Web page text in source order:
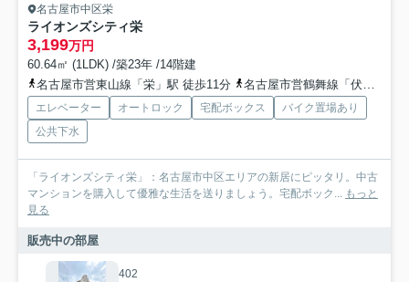
名古屋市中区栄
ライオンズシティ栄
3,199万円
60.64㎡ (1LDK) /築23年 /14階建
名古屋市営東山線「栄」駅 徒歩11分
名古屋市営鶴舞線「伏見」駅 徒歩9分
エレベーター オートロック 宅配ボックス
バイク置場あり
公共下水
「ライオンズシティ栄」：名古屋市中区エリアの新居にピッタリ。中古
マンションを購入して優雅な生活を送りましょう。宅配ボック... もっと
見る
販売中の部屋
402